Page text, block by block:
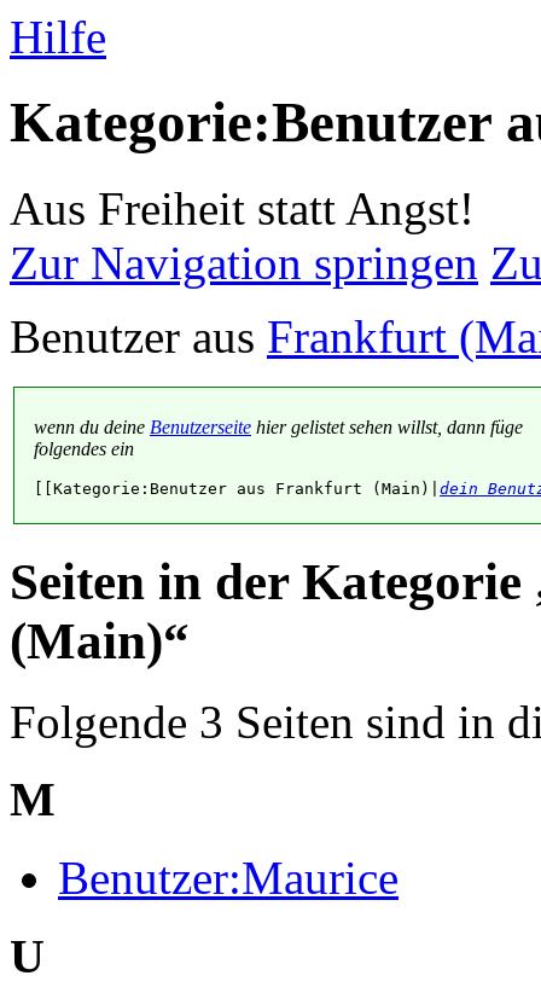
Hilfe
Kategorie:Benutzer
Aus Freiheit statt Angst!
Zur Navigation springen
Benutzer aus Frankfurt
wenn du deine Benutzerseite hier gelistet sehen willst, dann füge
folgendes ein
[[Kategorie:Benutzer aus Frankfurt (Main)| dein
Seiten in der
(Main)“
Folgende 3 Seiten sind in
M
Benutzer:Maurice
U